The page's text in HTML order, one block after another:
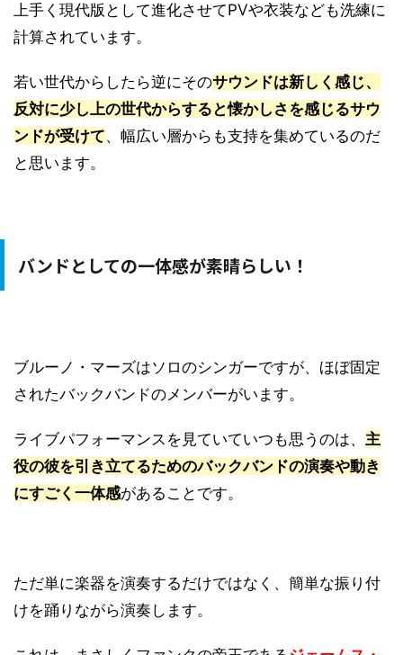
上手く現代版として進化させてPVや衣装なども洗練に
計算されています。
若い世代からしたら逆にそのサウンドは新しく感じ、
反対に少し上の世代からすると懐かしさを感じるサウ
ンドが受けて、幅広い層からも支持を集めているのだ
と思います。
バンドとしての一体感が素晴らしい！
ブルーノ・マーズはソロのシンガーですが、ほぼ固定
されたバックバンドのメンバーがいます。
ライブパフォーマンスを見ていていつも思うのは、 主
役の彼を引き立てるためのバックバンドの演奏や動き
にすごく一体感があることです。
ただ単に楽器を演奏するだけではなく、簡単な振り付
けを踊りながら演奏します。